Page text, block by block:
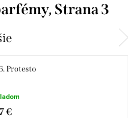
, Strana 3
Protesto
€